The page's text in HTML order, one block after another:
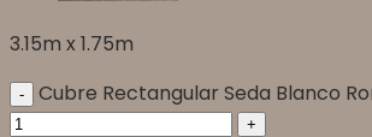
3.15m x 1.75m
Cubre Rectangular Seda Blanco